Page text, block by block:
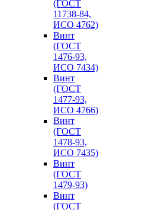
(ГОСТ
11738-84,
ИСО 4762)
Винт
(ГОСТ
1476-93,
ИСО 7434)
Винт
(ГОСТ
1477-93,
ИСО 4766)
Винт
(ГОСТ
1478-93,
ИСО 7435)
Винт
(ГОСТ
1479-93)
Винт
(ГОСТ